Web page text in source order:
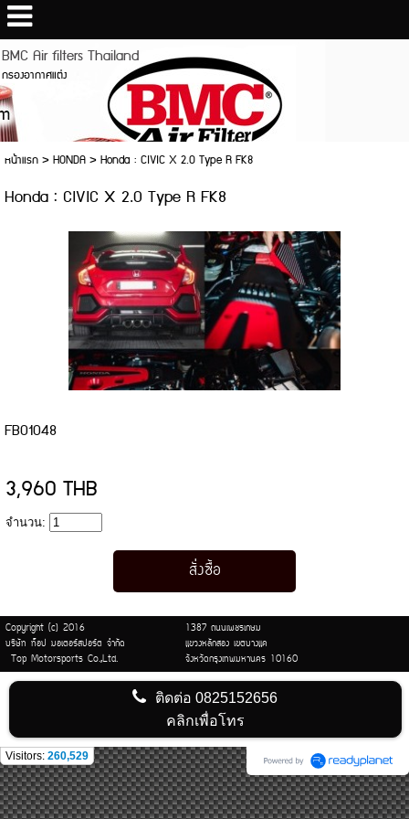
BMC Air filters Thailand
กรองอากาศแต่ง
หน้าแรก>HONDA>Honda : CIVIC X 2.0 Type R FK8
Honda : CIVIC X 2.0 Type R FK8
FB01048
3,960 THB
จำนวน:
Copyright (c) 2016
1387 ถนนเพชรเกษม
บริษัท ท็อป มอเตอร์สปอร์ต จำกัด
แขวงหลักสอง เขตบางแค
Top Motorsports Co.,Ltd.
จังหวัดกรุงเทพมหานคร 10160
ติดต่อ0825152656
คลิกเพื่อโทร
Visitors: 260,529